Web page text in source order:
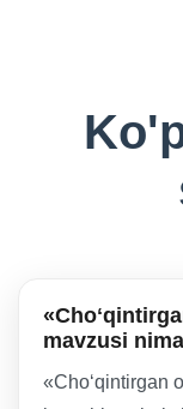
mavzusi
«Choʻqintirgan